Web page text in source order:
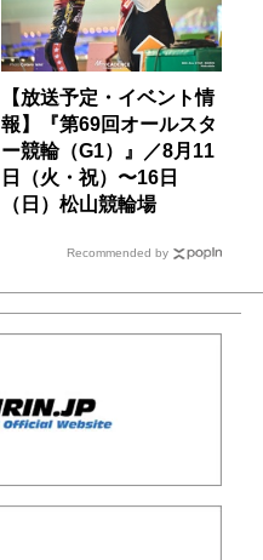
【放送予定・イベント情
報】『第69回オールスタ
ー競輪（G1）』／8月11
日（火・祝）〜16日
（日）松山競輪場
Recommended by